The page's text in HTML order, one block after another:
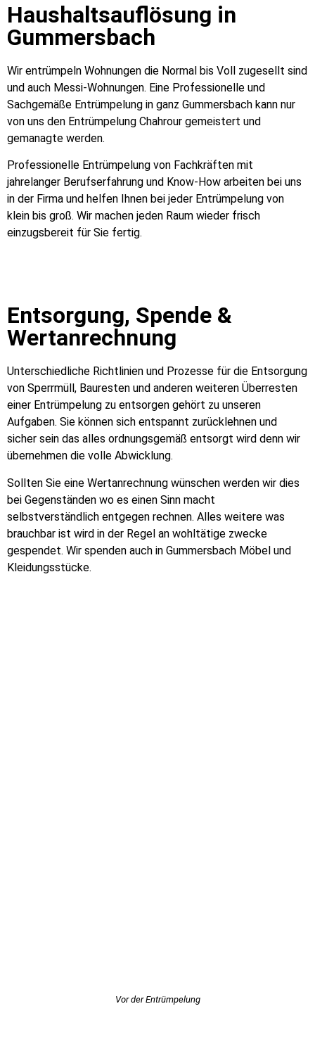
Haushaltsauflösung in
Gummersbach
Wir entrümpeln Wohnungen die Normal bis Voll zugesellt sind
und auch Messi-Wohnungen. Eine Professionelle und
Sachgemäße Entrümpelung in ganz Gummersbach kann nur
von uns den Entrümpelung Chahrour gemeistert und
gemanagte werden.
Professionelle Entrümpelung von Fachkräften mit
jahrelanger Berufserfahrung und Know-How arbeiten bei uns
in der Firma und helfen Ihnen bei jeder Entrümpelung von
klein bis groß. Wir machen jeden Raum wieder frisch
einzugsbereit für Sie fertig.
Entsorgung, Spende &
Wertanrechnung
Unterschiedliche Richtlinien und Prozesse für die Entsorgung
von Sperrmüll, Bauresten und anderen weiteren Überresten
einer Entrümpelung zu entsorgen gehört zu unseren
Aufgaben. Sie können sich entspannt zurücklehnen und
sicher sein das alles ordnungsgemäß entsorgt wird denn wir
übernehmen die volle Abwicklung.
Sollten Sie eine Wertanrechnung wünschen werden wir dies
bei Gegenständen wo es einen Sinn macht
selbstverständlich entgegen rechnen. Alles weitere was
brauchbar ist wird in der Regel an wohltätige zwecke
gespendet. Wir spenden auch in Gummersbach Möbel und
Kleidungsstücke.
Vor der Entrümpelung